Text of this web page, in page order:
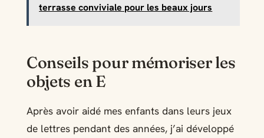
terrasse conviviale pour les beaux jours
Conseils pour mémoriser les
objets en E
Après avoir aidé mes enfants dans leurs jeux
de lettres pendant des années, j’ai développé